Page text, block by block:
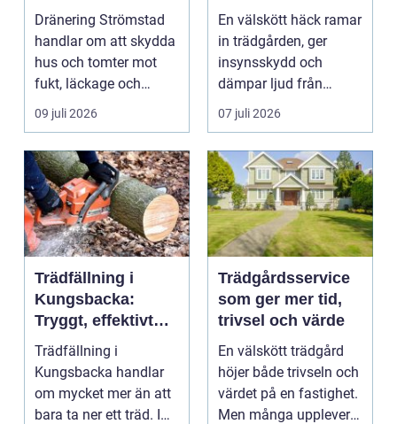
tryggare
husgrunder
Dränering Strömstad
handlar om att skydda
hus och tomter mot
fukt, läckage och
l&arin...
09 juli 2026
snygg häck året
runt
En välskött häck ramar
in trädgården, ger
insynsskydd och
dämpar ljud från
vägen. Samtidigt kan
häck...
07 juli 2026
Trädfällning i
Kungsbacka:
Tryggt, effektivt
och med omtanke
om hela tomten
Trädfällning i
Kungsbacka handlar
om mycket mer än att
bara ta ner ett träd. I
Trädgårdsservice
som ger mer tid,
trivsel och värde
En välskött trädgård
höjer både trivseln och
värdet på en fastighet.
Men många upplever